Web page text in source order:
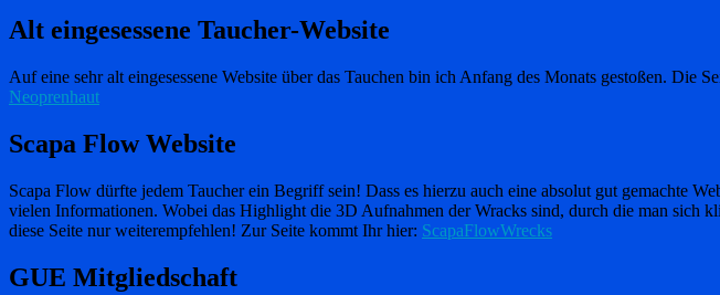
Alt eingesessene Taucher-Website
Auf eine sehr alt eingesessene Website über das Tauchen bin ich Anfang des Monats gestoßen.
Neoprenhaut
Scapa Flow Website
Scapa Flow dürfte jedem Taucher ein Begriff sein! Dass es hierzu auch eine absolut gut gemachte
vielen Informationen. Wobei das Highlight die 3D Aufnahmen der Wracks sind, durch die man sich
diese Seite nur weiterempfehlen! Zur Seite kommt Ihr hier: ScapaFlowWrecks
GUE Mitgliedschaft